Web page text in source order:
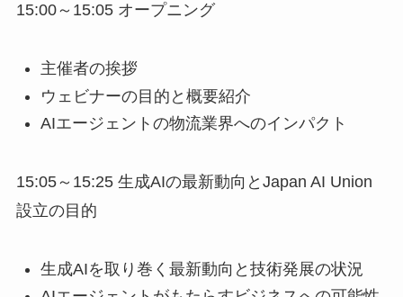
15:00～15:05 オープニング
主催者の挨拶
ウェビナーの目的と概要紹介
AIエージェントの物流業界へのインパクト
15:05～15:25 生成AIの最新動向とJapan AI Union
設立の目的
生成AIを取り巻く最新動向と技術発展の状況